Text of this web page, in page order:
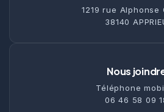
1219 rue Alphonse
38140
Nous
Téléphone
06 46 58 09